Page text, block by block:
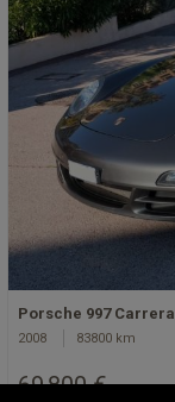
Porsche 997
2008 83800 km
69 800 €